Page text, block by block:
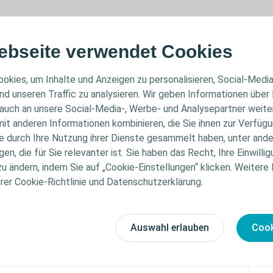
verwendet Cookies
um Inhalte und Anzeigen zu personalisieren, Social-
unseren Traffic zu analysieren. Wir geben Informationen über
an unsere Social-Media-, Werbe- und Analysepartner
anderen Informationen kombinieren, die Sie ihnen zur
durch Ihre Nutzung ihrer Dienste gesammelt haben, unter
die für Sie relevanter ist. Sie haben das Recht, Ihre
ändern, indem Sie auf „Cookie-Einstellungen“ klicken.
Cookie-Richtlinie und Datenschutzerklärung.
Auswahl erlauben
ein weicher und anpassungsfähiger Polyurethan-
auf Hydrokolloidbasis.
für hervorragende Absorption.
passt sich die einzigartige 3D-
Konturen der Wunde an – selbst unter Kompression.
von der einzigartigen 3D-Schaumstruktur schnell
und sicher in der Schaummatrix gebunden, wobei
optimale Bedingungen für die feuchte Wundheilung
ist ein weicher und flexibler Wundverband mit hohem
(IFU) für Biatain® Schaumverband selbsthaftend